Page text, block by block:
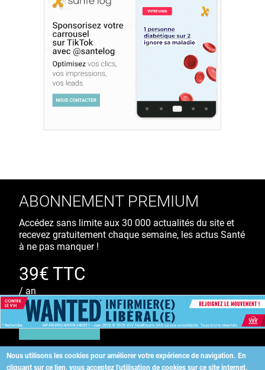
Nous utilisons les cookies pour améliorer votre expérience de navigation. En
cliquant sur ce lien, vous acceptez l'utilisation de cookies sur ce site internet.
ABONNEMENT PREMIUM
Accédez sans limite aux 30 000 actualités du site et
recevez gratuitement chaque semaine, les actus Santé
à ne pas manquer !
39€ TTC
/ an
S'ABONNER